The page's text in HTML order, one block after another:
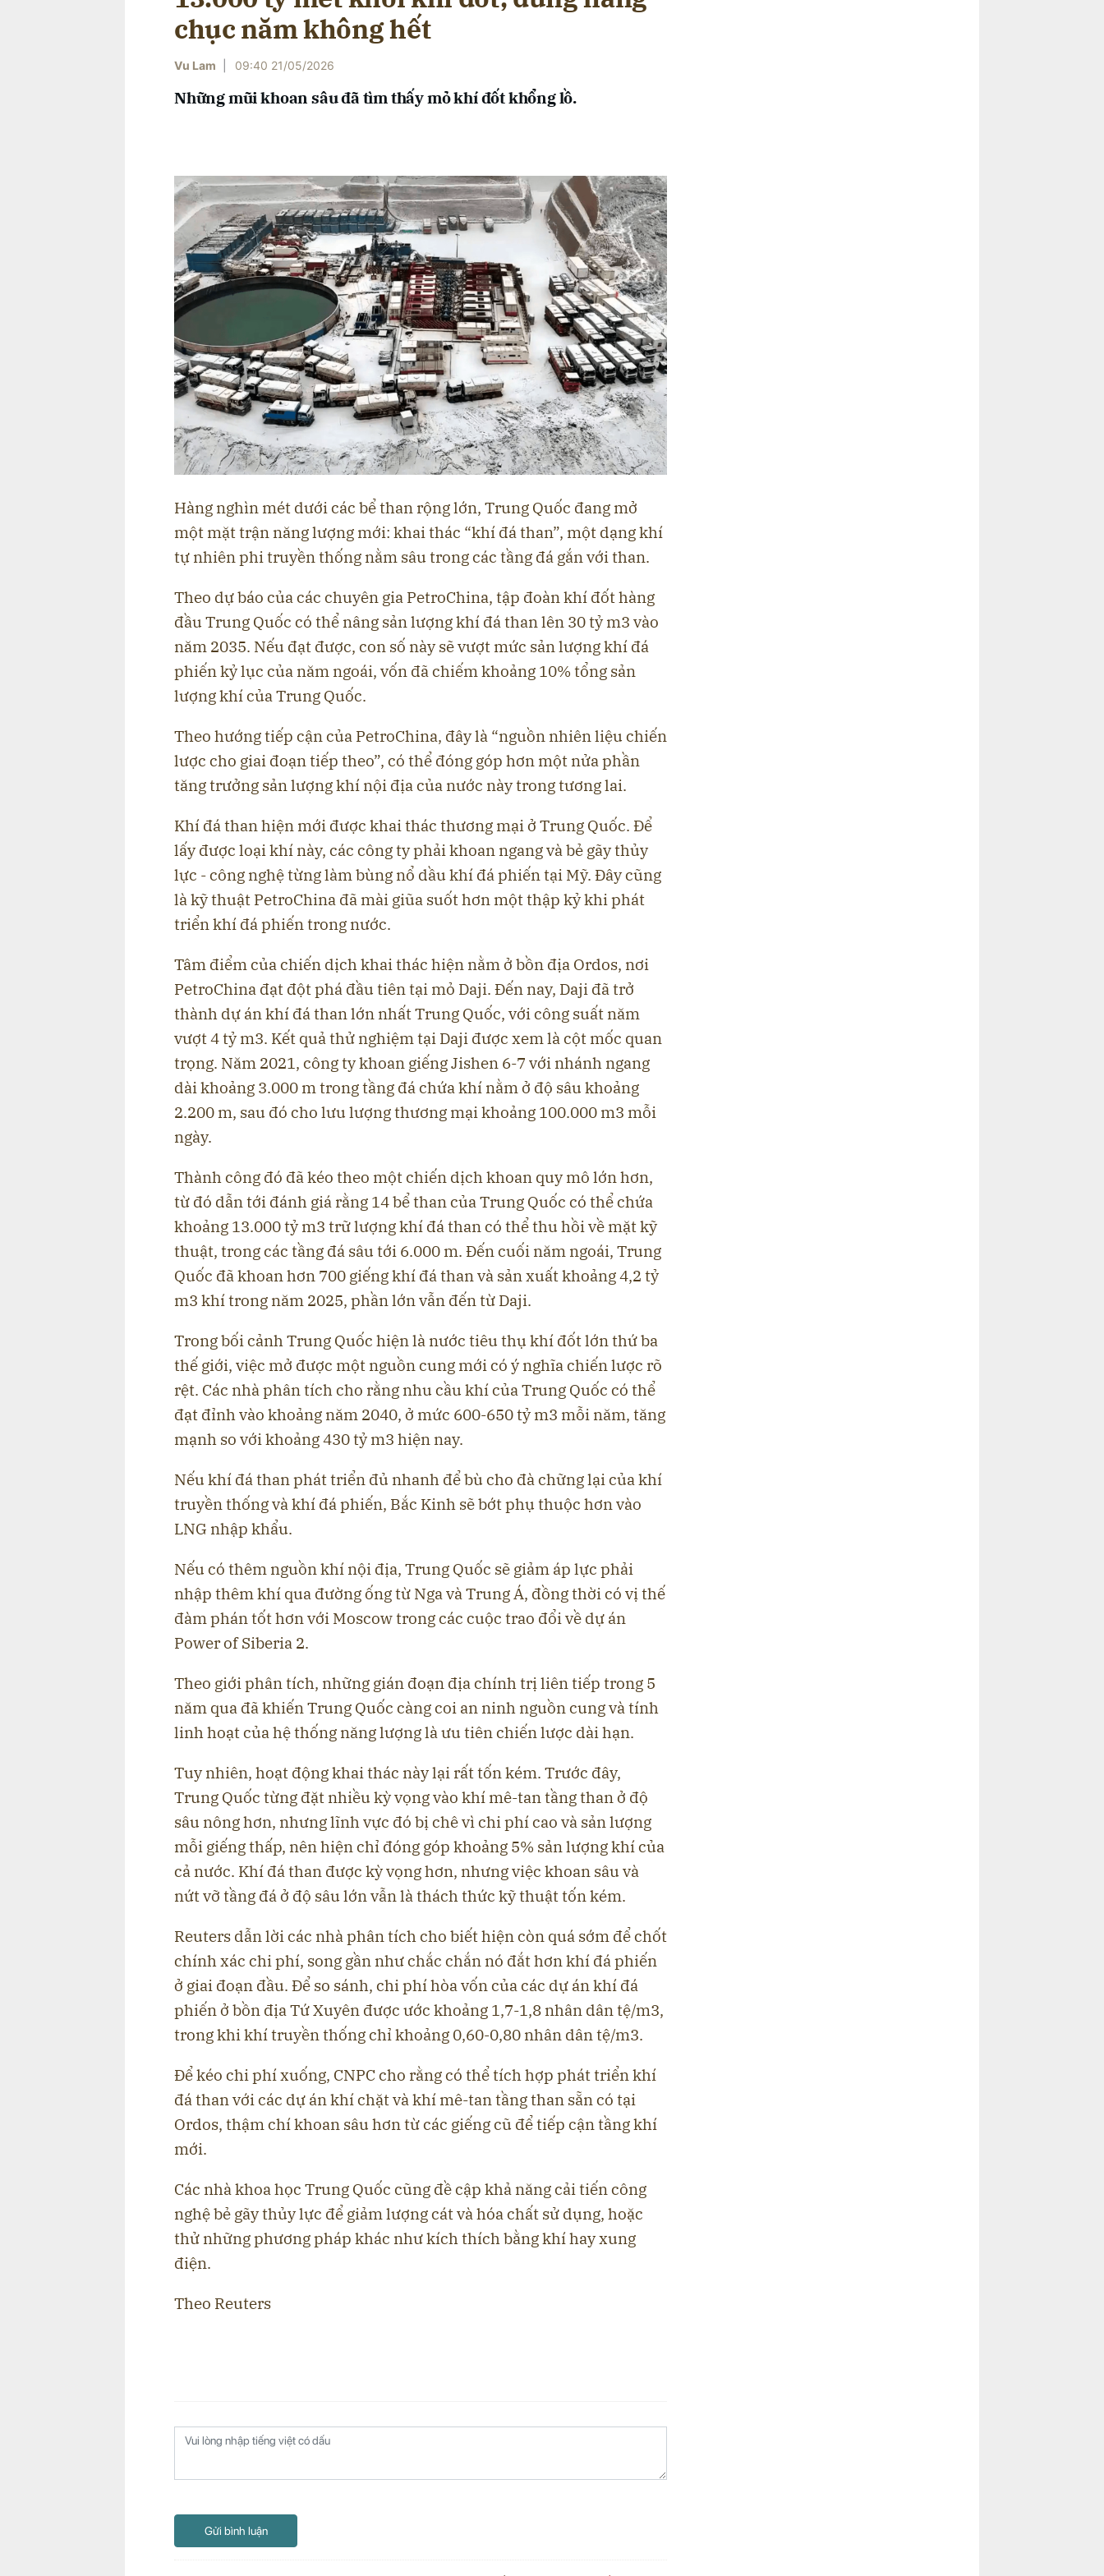
chục năm không hết
Vu Lam 09:40 21/05/2026
Những mũi khoan sâu đã tìm thấy mỏ khí đốt khổng lồ.
Hàng nghìn mét dưới các bể than rộng lớn, Trung Quốc đang mở
một mặt trận năng lượng mới: khai thác “khí đá than”, một dạng khí
tự nhiên phi truyền thống nằm sâu trong các tầng đá gắn với than.
Theo dự báo của các chuyên gia PetroChina, tập đoàn khí đốt hàng
đầu Trung Quốc có thể nâng sản lượng khí đá than lên 30 tỷ m3 vào
năm 2035. Nếu đạt được, con số này sẽ vượt mức sản lượng khí đá
phiến kỷ lục của năm ngoái, vốn đã chiếm khoảng 10% tổng sản
lượng khí của Trung Quốc.
Theo hướng tiếp cận của PetroChina, đây là “nguồn nhiên liệu chiến
lược cho giai đoạn tiếp theo”, có thể đóng góp hơn một nửa phần
tăng trưởng sản lượng khí nội địa của nước này trong tương lai.
Khí đá than hiện mới được khai thác thương mại ở Trung Quốc. Để
lấy được loại khí này, các công ty phải khoan ngang và bẻ gãy thủy
lực - công nghệ từng làm bùng nổ dầu khí đá phiến tại Mỹ. Đây cũng
là kỹ thuật PetroChina đã mài giũa suốt hơn một thập kỷ khi phát
triển khí đá phiến trong nước.
Tâm điểm của chiến dịch khai thác hiện nằm ở bồn địa Ordos, nơi
PetroChina đạt đột phá đầu tiên tại mỏ Daji. Đến nay, Daji đã trở
thành dự án khí đá than lớn nhất Trung Quốc, với công suất năm
vượt 4 tỷ m3. Kết quả thử nghiệm tại Daji được xem là cột mốc quan
trọng. Năm 2021, công ty khoan giếng Jishen 6-7 với nhánh ngang
dài khoảng 3.000 m trong tầng đá chứa khí nằm ở độ sâu khoảng
2.200 m, sau đó cho lưu lượng thương mại khoảng 100.000 m3 mỗi
ngày.
Thành công đó đã kéo theo một chiến dịch khoan quy mô lớn hơn,
từ đó dẫn tới đánh giá rằng 14 bể than của Trung Quốc có thể chứa
khoảng 13.000 tỷ m3 trữ lượng khí đá than có thể thu hồi về mặt kỹ
thuật, trong các tầng đá sâu tới 6.000 m. Đến cuối năm ngoái, Trung
Quốc đã khoan hơn 700 giếng khí đá than và sản xuất khoảng 4,2 tỷ
m3 khí trong năm 2025, phần lớn vẫn đến từ Daji.
Trong bối cảnh Trung Quốc hiện là nước tiêu thụ khí đốt lớn thứ ba
thế giới, việc mở được một nguồn cung mới có ý nghĩa chiến lược rõ
rệt. Các nhà phân tích cho rằng nhu cầu khí của Trung Quốc có thể
đạt đỉnh vào khoảng năm 2040, ở mức 600-650 tỷ m3 mỗi năm, tăng
mạnh so với khoảng 430 tỷ m3 hiện nay.
Nếu khí đá than phát triển đủ nhanh để bù cho đà chững lại của khí
truyền thống và khí đá phiến, Bắc Kinh sẽ bớt phụ thuộc hơn vào
LNG nhập khẩu.
Nếu có thêm nguồn khí nội địa, Trung Quốc sẽ giảm áp lực phải
nhập thêm khí qua đường ống từ Nga và Trung Á, đồng thời có vị thế
đàm phán tốt hơn với Moscow trong các cuộc trao đổi về dự án
Power of Siberia 2.
Theo giới phân tích, những gián đoạn địa chính trị liên tiếp trong 5
năm qua đã khiến Trung Quốc càng coi an ninh nguồn cung và tính
linh hoạt của hệ thống năng lượng là ưu tiên chiến lược dài hạn.
Tuy nhiên, hoạt động khai thác này lại rất tốn kém. Trước đây,
Trung Quốc từng đặt nhiều kỳ vọng vào khí mê-tan tầng than ở độ
sâu nông hơn, nhưng lĩnh vực đó bị chê vì chi phí cao và sản lượng
mỗi giếng thấp, nên hiện chỉ đóng góp khoảng 5% sản lượng khí của
cả nước. Khí đá than được kỳ vọng hơn, nhưng việc khoan sâu và
nứt vỡ tầng đá ở độ sâu lớn vẫn là thách thức kỹ thuật tốn kém.
Reuters dẫn lời các nhà phân tích cho biết hiện còn quá sớm để chốt
chính xác chi phí, song gần như chắc chắn nó đắt hơn khí đá phiến
ở giai đoạn đầu. Để so sánh, chi phí hòa vốn của các dự án khí đá
phiến ở bồn địa Tứ Xuyên được ước khoảng 1,7-1,8 nhân dân tệ/m3,
trong khi khí truyền thống chỉ khoảng 0,60-0,80 nhân dân tệ/m3.
Để kéo chi phí xuống, CNPC cho rằng có thể tích hợp phát triển khí
đá than với các dự án khí chặt và khí mê-tan tầng than sẵn có tại
Ordos, thậm chí khoan sâu hơn từ các giếng cũ để tiếp cận tầng khí
mới.
Các nhà khoa học Trung Quốc cũng đề cập khả năng cải tiến công
nghệ bẻ gãy thủy lực để giảm lượng cát và hóa chất sử dụng, hoặc
thử những phương pháp khác như kích thích bằng khí hay xung
điện.
Theo Reuters
Gửi bình luận